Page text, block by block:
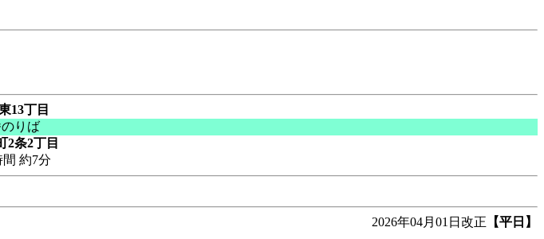
13丁目
のりば
2条2丁目
約7分
2026年04月01日改正 【平日】